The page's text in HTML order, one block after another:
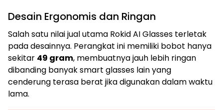
Desain Ergonomis dan Ringan
Salah satu nilai jual utama Rokid AI Glasses terletak
pada desainnya. Perangkat ini memiliki bobot hanya
sekitar 49 gram, membuatnya jauh lebih ringan
dibanding banyak smart glasses lain yang
cenderung terasa berat jika digunakan dalam waktu
lama.